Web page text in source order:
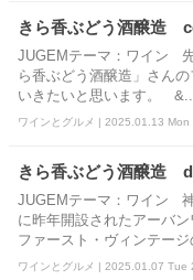
きら香ぶどう酒醸造
JUGEMテーマ：ワイン
ら香ぶどう酒醸造」さん
いきたいと思います。 &...
ワインとグルメ | 2025.01.13 Mon
きら香ぶどう酒醸造
JUGEMテーマ：ワイン
に昨年開設されたアーバ
ファースト・ヴィンテージ
ワインとグルメ | 2025.01.07 Tue